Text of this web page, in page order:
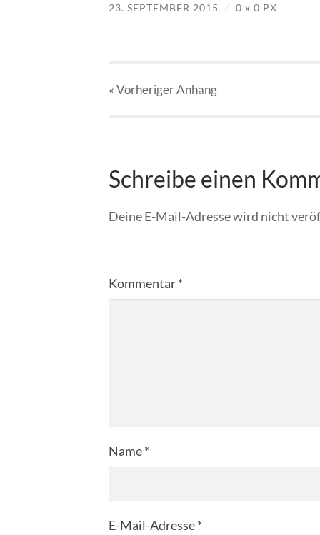
23. SEPTEMBER 2015 / 0 x 0 PX
« VorherigerAnhang
Schreibe einen
Deine E-Mail-Adresse wird nicht
Kommentar*
Name*
E-Mail-Adresse*